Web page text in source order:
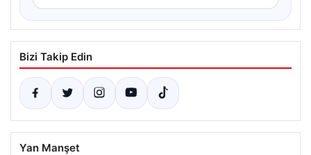
Bizi Takip Edin
Yan Manşet